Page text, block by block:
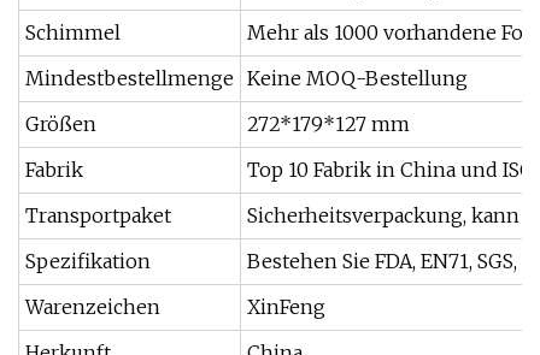
Schimmel
Mehr als 1000 vorhandene
Mindestbestellmenge Keine MOQ-Bestellung
Größen
272*179*127 mm
Fabrik
Top 10 Fabrik in China und
Transportpaket
Sicherheitsverpackung, kann
Spezifikation
Bestehen Sie FDA, EN71, SGS,
Warenzeichen
XinFeng